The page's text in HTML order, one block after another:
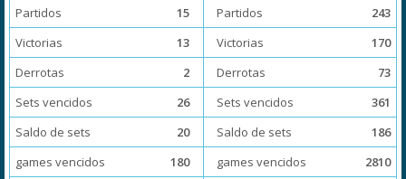
Partidos
15
Victorias
13
Derrotas
2
Sets vencidos
26
Saldo de sets
20
games vencidos
180
Partidos
243
Victorias
170
Derrotas
73
Sets vencidos
361
Saldo de sets
186
games vencidos
2810